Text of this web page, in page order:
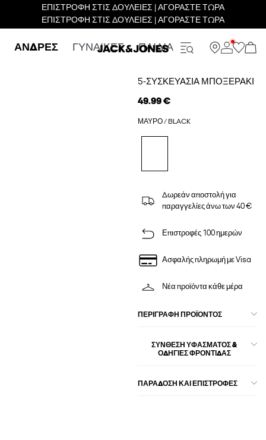
ΕΠΙΣΤΡΟΦΗ ΣΤΙΣ ΔΟΥΛΕΙΕΣ | ΑΓΟΡΑΣΤΕ ΤΩΡΑ
ΕΠΙΣΤΡΟΦΗ ΣΤΙΣ ΔΟΥΛΕΙΕΣ | ΑΓΟΡΑΣΤΕ ΤΩΡΑ
ΑΝΔΡΕΣ ΓΥΝΑΙΚΕΣ ΠΑΙΔΙΑ
5-ΣΥΣΚΕΥΑΣΊΑ ΜΠΟΞΕΡΆΚΙ
49.99 €
ΜΑΎΡΟ / BLACK
Δωρεάν αποστολή για
παραγγελίες άνω των 40 €
Επιστροφές 100 ημερών
Ασφαλής πληρωμή με Visa
Νέα προϊόντα κάθε μέρα
ΠΕΡΙΓΡΑΦΉ ΠΡΟΪΌΝΤΟΣ
ΣΎΝΘΕΣΗ ΥΦΆΣΜΑΤΟΣ &
ΟΔΗΓΊΕΣ ΦΡΟΝΤΊΔΑΣ
ΠΑΡΑΔΟΣΗ ΚΑΙ ΕΠΙΣΤΡΟΦΕΣ